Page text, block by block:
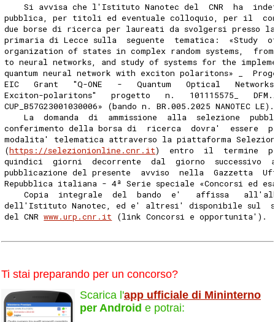
Si avvisa che l'Istituto Nanotec del  CNR  ha
pubblica, per titoli ed eventuale colloquio, per il
due borse di ricerca per laureati da svolgersi presso
primaria di Lecce sulla  seguente  tematica:  «Study
organization of states in complex random systems,
to neural networks, and study of systems for the
quantum neural network with exciton polaritons» _
EIC   Grant   "Q-ONE   -   Quantum   Optical
Exciton-polaritons"   progetto   n.   101115575_
CUP_B57G23001030006» (bando n. BR.005.2025 NANOTEC
La  domanda  di  ammissione  alla  selezione
conferimento della borsa di  ricerca  dovra'  essere
modalita' telematica attraverso la piattaforma
(https://selezionionline.cnr.it)  entro  il  termine
quindici  giorni  decorrente  dal  giorno  successivo
pubblicazione del presente  avviso  nella  Gazzetta
Repubblica italiana - 4ª Serie speciale «Concorsi ed
Copia  integrale  del  bando  e'   affissa
dell'Istituto Nanotec, ed e' altresi' disponibile sul
del CNR www.urp.cnr.it (link Concorsi e opportunita').
Ti stai preparando per un concorso?
Scarica l'app ufficiale di Mininterno
per Android e potrai: